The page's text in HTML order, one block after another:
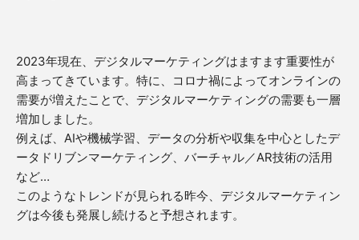
2023年現在、デジタルマーケティングはますます重要性が
高まってきています。特に、コロナ禍によってオンラインの
需要が増えたことで、デジタルマーケティングの需要も一層
増加しました。
例えば、AIや機械学習、データの分析や収集を中心としたデ
ータドリブンマーケティング、バーチャル／AR技術の活用
など…
このようなトレンドが見られる昨今、デジタルマーケティン
グは今後も発展し続けると予想されます。